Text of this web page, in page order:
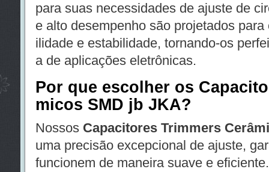
para suas necessidades de ajuste de
e alto desempenho são projetados
ilidade e estabilidade, tornando-os
a de aplicações eletrônicas.
Por que escolher os
micos SMD jb JKA?
Nossos Capacitores Trimmers
uma precisão excepcional de ajuste,
funcionem de maneira suave e